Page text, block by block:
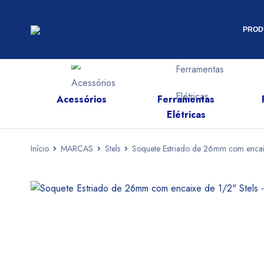
Acessórios
Ferramentas
Elétricas
Início MARCAS Stels Soquete Estriado de 26mm com